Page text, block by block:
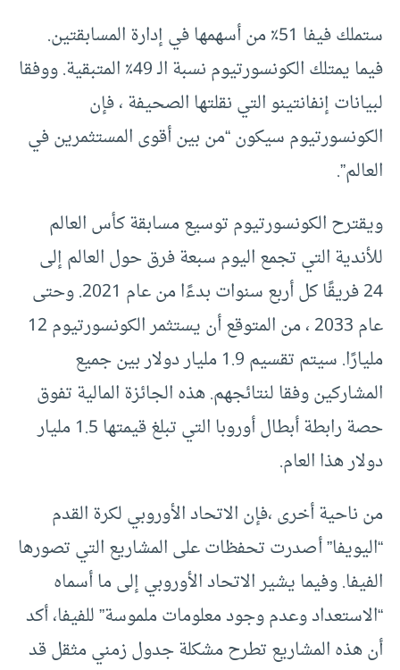
ستملك فيفا 51٪ من أسهمها في إدارة المسابقتين.
فيما يمتلك الكونسورتيوم نسبة الـ 49٪ المتبقية. ووفقا
لبيانات إنفانتينو التي نقلتها الصحيفة ، فإن
الكونسورتيوم سيكون “من بين أقوى المستثمرين في
العالم”.
ويقترح الكونسورتيوم توسيع مسابقة كأس العالم
للأندية التي تجمع اليوم سبعة فرق حول العالم إلى
24 فريقًا كل أربع سنوات بدءًا من عام 2021. وحتى
عام 2033 ، من المتوقع أن يستثمر الكونسورتيوم 12
مليارًا. سيتم تقسيم 1.9 مليار دولار بين جميع
المشاركين وفقا لنتائجهم. هذه الجائزة المالية تفوق
حصة رابطة أبطال أوروبا التي تبلغ قيمتها 1.5 مليار
دولار هذا العام.
من ناحية أخرى ،فإن الاتحاد الأوروبي لكرة القدم
“اليويفا” أصدرت تحفظات على المشاريع التي تصورها
الفيفا. وفيما يشير الاتحاد الأوروبي إلى ما أسماه
“الاستعداد وعدم وجود معلومات ملموسة” للفيفا، أكد
أن هذه المشاريع تطرح مشكلة جدول زمني مثقل قد